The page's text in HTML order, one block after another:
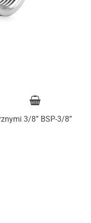
3/8” BSP-3/8”